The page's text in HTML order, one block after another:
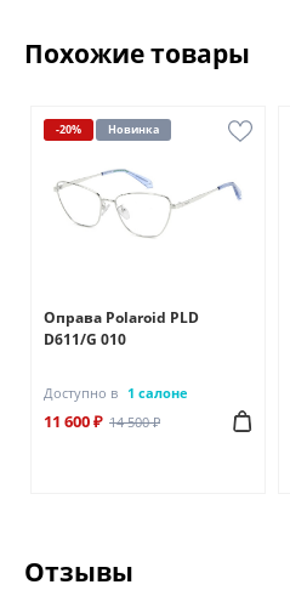
Похожие товары
-20% Новинка
Оправа Polaroid PLD
D611/G 010
Доступно в 1 салоне
11 600 ₽ 14 500 ₽
Отзывы